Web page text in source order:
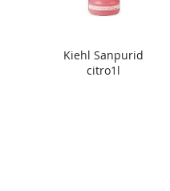
Kiehl Sanpurid
citro1l